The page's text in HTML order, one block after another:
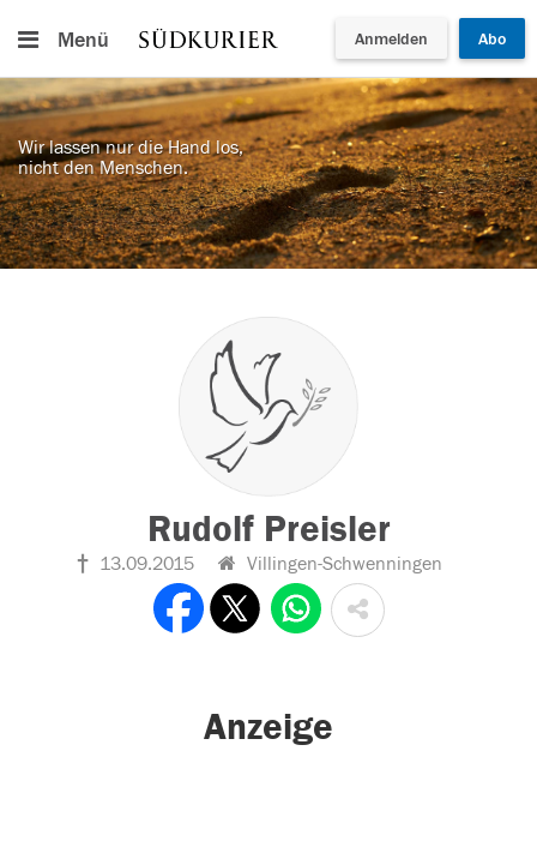
Menü Anmelden Abo
Wir lassen nur die Hand los,
nicht den Menschen.
Rudolf Preisler
13.09.2015 Villingen-Schwenningen
Anzeige